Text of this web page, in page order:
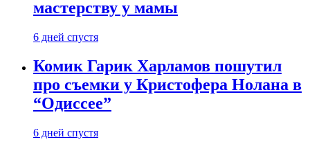
мастерству у мамы
6 дней спустя
Комик Гарик Харламов пошутил
про съемки у Кристофера Нолана в
“Одиссее”
6 дней спустя